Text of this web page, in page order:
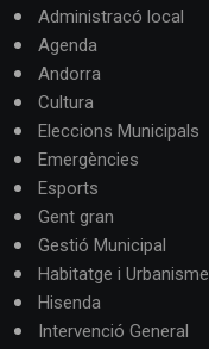
Administracó local
Agenda
Andorra
Cultura
Eleccions Municipals
Emergències
Esports
Gent gran
Gestió Municipal
Habitatge i Urbanisme
Hisenda
Intervenció General